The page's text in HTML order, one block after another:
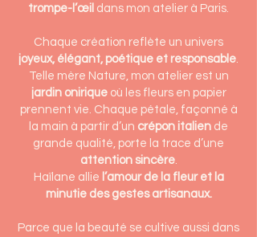
trompe-l’œil dans mon atelier à Paris.
Chaque création reflète un univers
joyeux, élégant, poétique et responsable
Telle mère Nature, mon atelier est un
jardin oniriqueoù les fleurs en papier
prennent vie. Chaque pétale, façonné à
la main à partir d’un crépon italien de
grande qualité, porte la trace d’une
attention sincère.
Haïlane allie l’amour de la fleur et la
minutie des gestes artisanaux.
Parce que la beauté se cultive aussi dans